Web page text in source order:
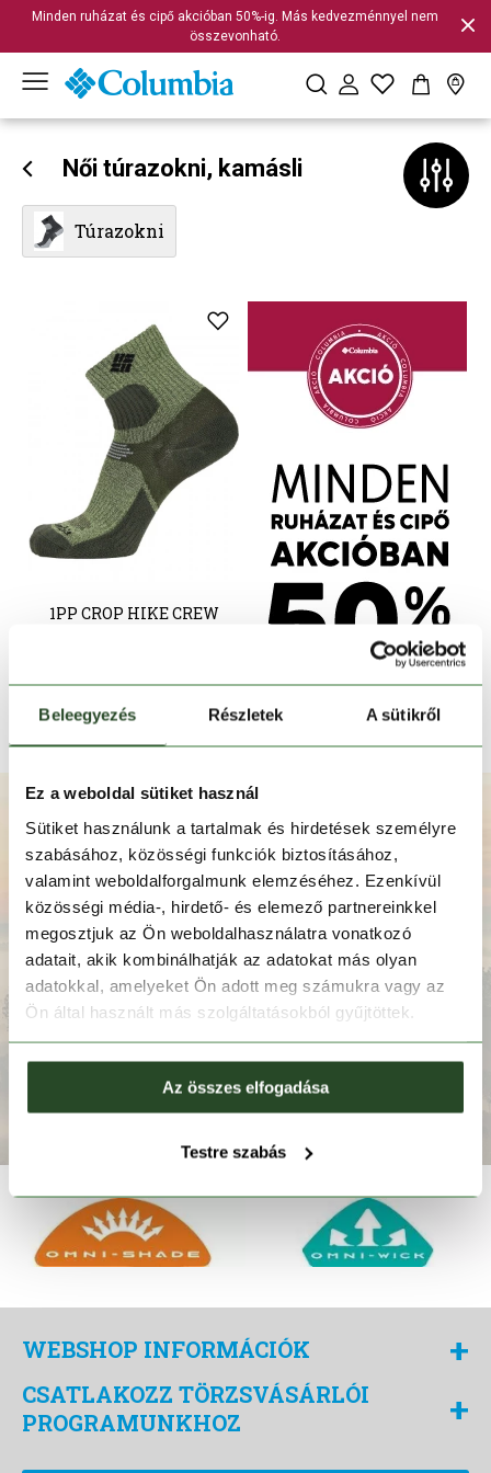
Beleegyezés Részletek A sütikről
Ez a weboldal sütiket használ
Sütiket használunk a tartalmak és hirdetések személyre
szabásához, közösségi funkciók biztosításához,
valamint weboldalforgalmunk elemzéséhez. Ezenkívül
közösségi média-, hirdető- és elemező partnereinkkel
megosztjuk az Ön weboldalhasználatra vonatkozó
adatait, akik kombinálhatják az adatokat más olyan
adatokkal, amelyeket Ön adott meg számukra vagy az
Ön által használt más szolgáltatásokból gyűjtöttek.
Az összes elfogadása
Testre szabás
Minden ruházat és cipő akcióban 50%-ig. Más kedvezménnyel nem
összevonható.
Női túrazokni, kamásli
Túrazokni
1PP CROP HIKE CREW
Iratkozz fel hírlevelünkre!
WEBSHOP INFORMÁCIÓK +
CSATLAKOZZ TÖRZSVÁSÁRLÓI
PROGRAMUNKHOZ
+